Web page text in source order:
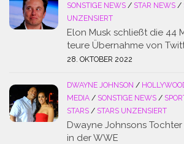
SONSTIGE NEWS / STAR NEWS /
UNZENSIERT
Elon Musk schließt die 44
teure Übernahme von
28. OKTOBER 2022
DWAYNE JOHNSON /
MEDIA / SONSTIGE NEWS /
STARS / STARS UNZENSIERT
Dwayne Johnsons
in der WWE